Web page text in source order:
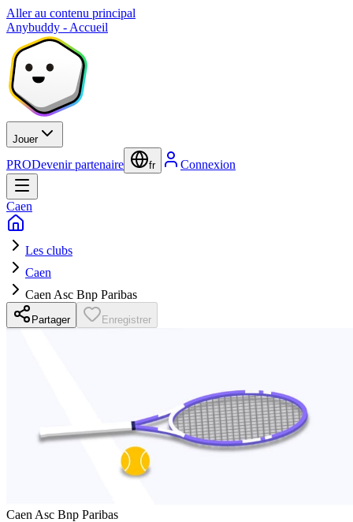
Aller au contenu principal
Anybuddy - Accueil
Jouer
PRODevenir partenaire fr Connexion
Caen
Les clubs
Caen
Caen Asc Bnp Paribas
Partager Enregistrer
Caen Asc Bnp Paribas